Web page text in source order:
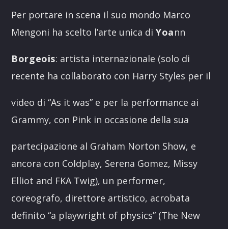
Per portare in scena il suo mondo Marco
Mengoni ha scelto l’arte unica diYoann
Borgeois: artista internazionale (solo di
recente ha collaborato con Harry Styles per il
video di “As it was” e per la performance ai
Grammy, con Pink in occasione della sua
partecipazione al Graham Norton Show, e
ancora con Coldplay, Serena Gomez, Missy
Elliot and FKA Twig), un performer,
coreografo, direttore artistico, acrobata
definito “a playwright of physics” (The New